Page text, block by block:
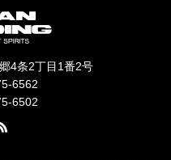
4条2丁目1番2号
6562
6502